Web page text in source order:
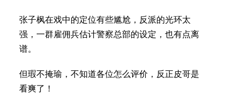
张子枫在戏中的定位有些尴尬，反派的光环太
强，一群雇佣兵估计警察总部的设定，也有点离
谱。
但瑕不掩瑜，不知道各位怎么评价，反正皮哥是
看爽了！